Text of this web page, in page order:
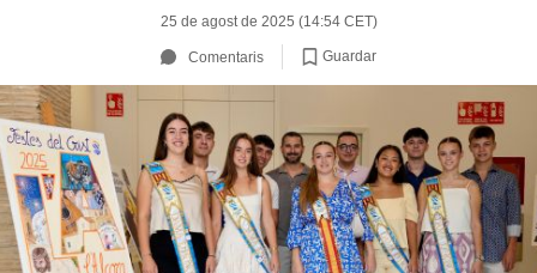
25 de agost de 2025 (14:54 CET)
Comentaris Guardar